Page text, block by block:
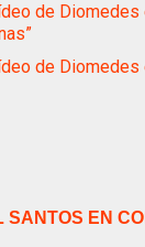
de Diomedes
de Diomedes
EN